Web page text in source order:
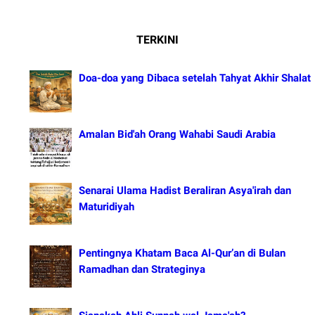
TERKINI
Doa-doa yang Dibaca setelah Tahyat Akhir Shalat
Amalan Bid'ah Orang Wahabi Saudi Arabia
Senarai Ulama Hadist Beraliran Asya'irah dan
Maturidiyah
Pentingnya Khatam Baca Al-Qur’an di Bulan
Ramadhan dan Strateginya